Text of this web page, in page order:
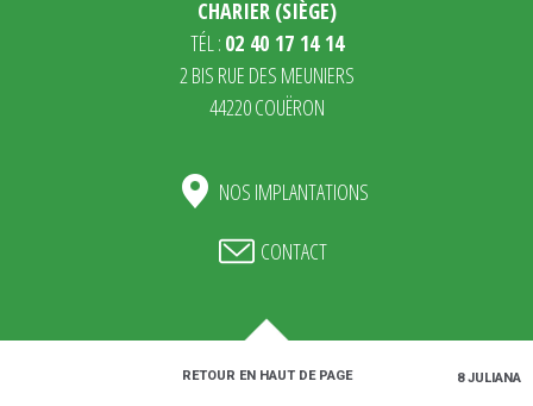
CHARIER (SIÈGE)
TÉL : 02 40 17 14 14
2 BIS RUE DES MEUNIERS
44220 COUËRON
NOS IMPLANTATIONS
CONTACT
RETOUR EN HAUT DE PAGE
MENTIONS LÉGALES PLAN DE SITE © 2018 JULIANA